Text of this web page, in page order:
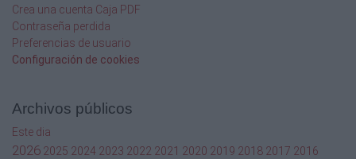
Crea una cuenta Caja PDF
Contraseña perdida
Preferencias de usuario
Configuración de cookies
Archivos públicos
Este dia
2026 2025 2024 2023 2022 2021 2020 2019 2018 2017 2016